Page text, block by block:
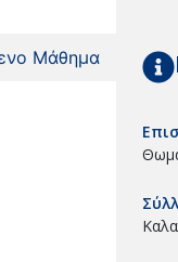
Μάθημα